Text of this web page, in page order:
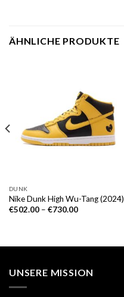
ÄHNLICHE PRODUKTE
DUNK
Nike Dunk High Wu-Tang (2024)
€502.00– €730.00
UNSERE MISSION